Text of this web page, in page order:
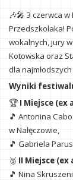
🎶🎤 3 czerwca w
Przedszkolaka!
wokalnych, jury
Kotowska oraz
dla
Wyniki
🏆 I Miejsce (ex
🎵 Antonina
w Nałęczowie,
🎵 Gabriela
🥈 II Miejsce (ex
🎵 Nina